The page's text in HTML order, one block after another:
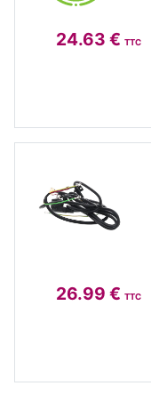
24.63 € TTC
26.99 € TTC